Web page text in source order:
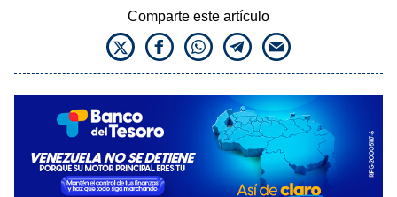
Comparte este artículo